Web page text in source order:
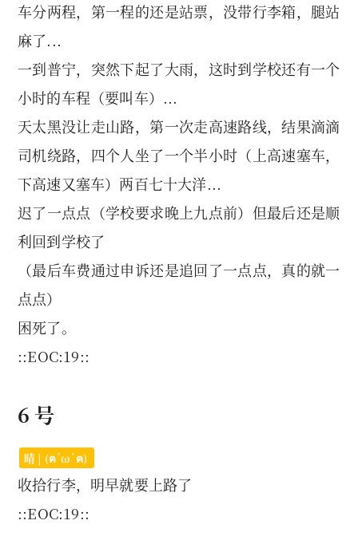
车分两程，第一程的还是站票，没带行李箱，腿站
麻了...
一到普宁，突然下起了大雨，这时到学校还有一个
小时的车程（要叫车）...
天太黑没让走山路，第一次走高速路线，结果滴滴
司机绕路，四个人坐了一个半小时（上高速塞车，
下高速又塞车）两百七十大洋...
迟了一点点（学校要求晚上九点前）但最后还是顺
利回到学校了
（最后车费通过申诉还是追回了一点点，真的就一
点点）
困死了。
::EOC:19::
6 号
晴 | (ฅ´ω`ฅ)
收拾行李，明早就要上路了
::EOC:19::